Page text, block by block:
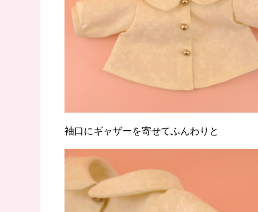
袖口にギャザーを寄せてふんわりと